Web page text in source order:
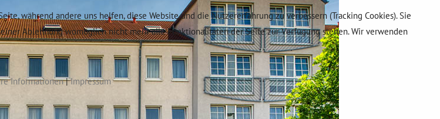
während andere uns helfen, diese Website und die Nutzererfahrung zu verbessern (Tracking Cookies). Sie
Ablehnung womöglich nicht mehr alle Funktionalitäten der Seite zur Verfügung stehen. Wir verwenden
Informationen|Impressum